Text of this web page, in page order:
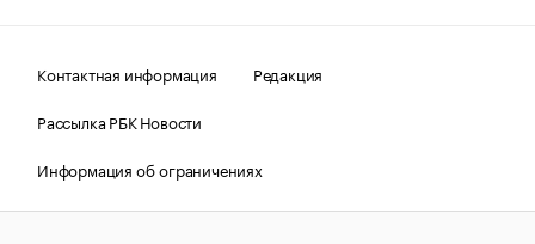
Контактная информация
Редакция
Рассылка РБК Новости
Информация об ограничениях
Правовая информация
О соблюдении авторских прав